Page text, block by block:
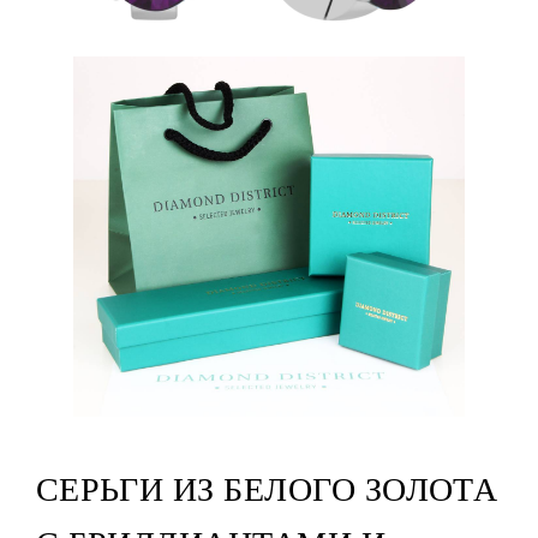
СЕРЬГИ ИЗ БЕЛОГО ЗОЛОТА